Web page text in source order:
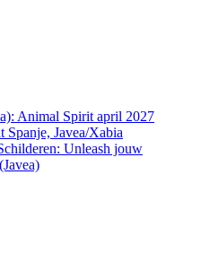
Animal Spirit april 2027
Spanje, Javea/Xabia
Unleash jouw